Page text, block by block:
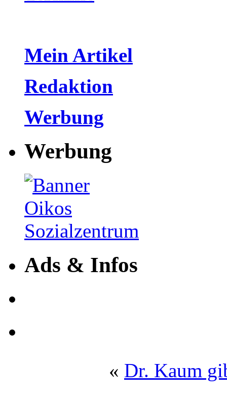
Mein Artikel
Redaktion
Werbung
Werbung
Ads & Infos
« Dr. Kaum